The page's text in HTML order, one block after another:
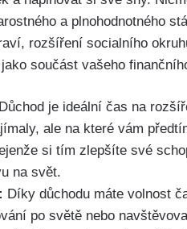
a plnohodnotného
rozšíření socialního
součást vašeho
Důchod je ideální čas na
ale na které vám
si tím zlepšíte své
na svět.
Díky důchodu máte volnost
po světě nebo